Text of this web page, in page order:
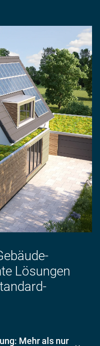
Lösungen
Mehr als nur